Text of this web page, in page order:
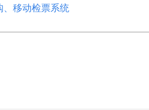
、移动检票系统